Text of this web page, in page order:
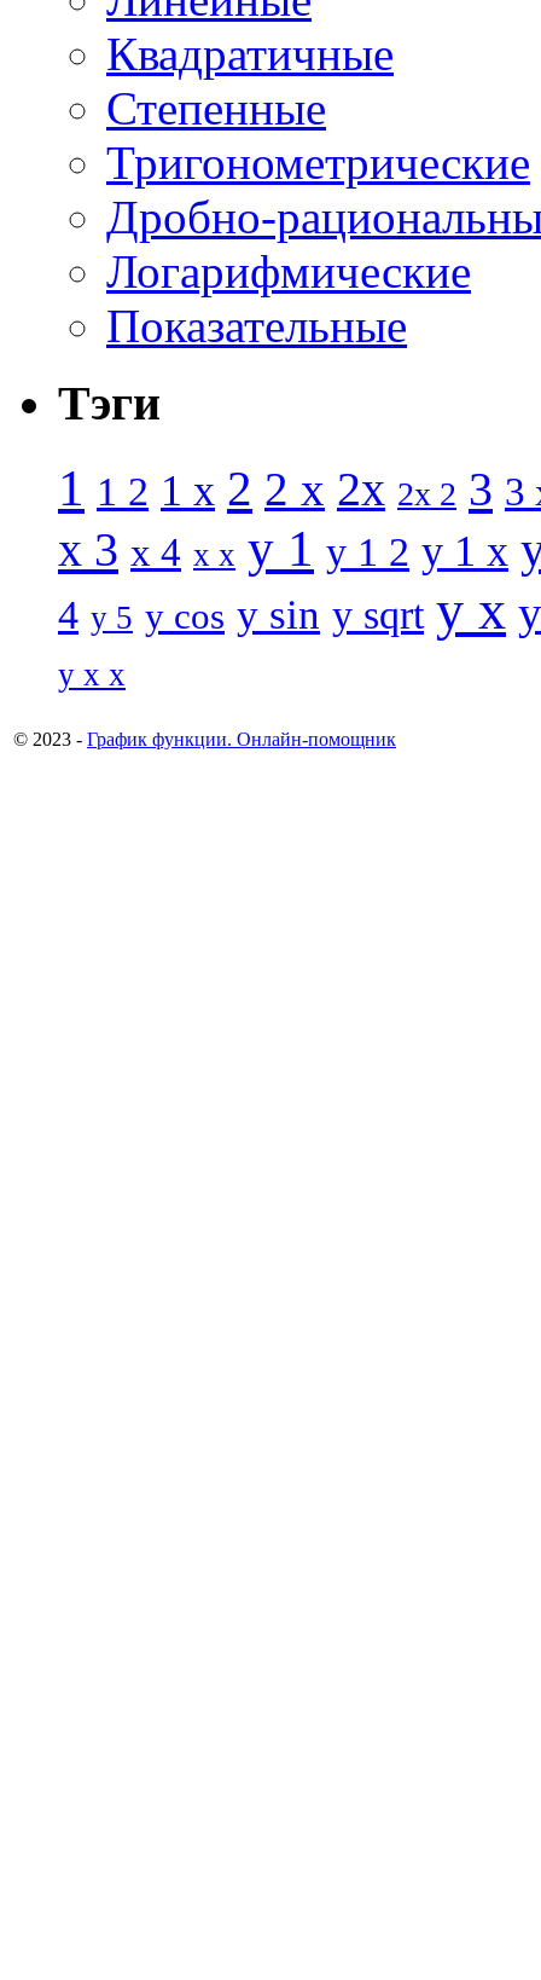
Квадратичные
Степенные
Тригонометрические
Дробно-
Логарифмические
Показательные
Тэги
1 1 2 1 x 2 2 x 2x 2x 2 3 3
x 3 x 4 x x y 1 y 1 2 y 1 x
4 y 5 y cos y sin y sqrt y x
y x x
© 2023 - График функции. Онлайн-помощник